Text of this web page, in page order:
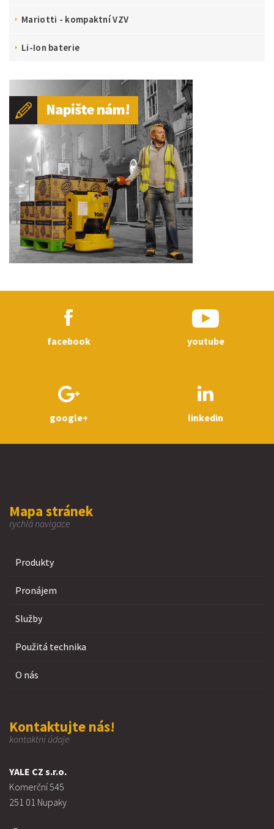
Mariotti - kompaktní VZV
Li-Ion baterie
facebook youtube
google+ linkedin
Mapa stránek
rychlá navigace
Produkty
Pronájem
Služby
Použitá technika
O nás
Kontaktujte nás!
kontaktní údaje
YALE CZ s.r.o.
Komerční 545
251 01 Nupaky